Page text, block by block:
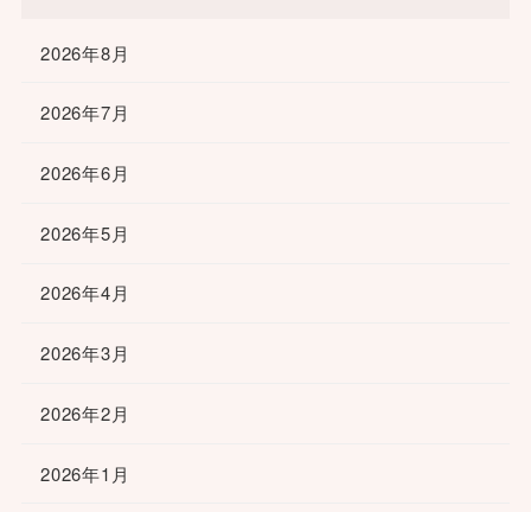
2026年8月
2026年7月
2026年6月
2026年5月
2026年4月
2026年3月
2026年2月
2026年1月